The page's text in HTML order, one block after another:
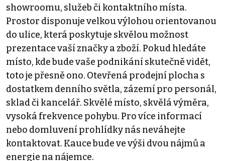
showroomu, služeb či kontaktního místa.
Prostor disponuje velkou výlohou orientovanou
do ulice, která poskytuje skvělou možnost
prezentace vaší značky a zboží. Pokud hledáte
místo, kde bude vaše podnikání skutečně vidět,
toto je přesně ono. Otevřená prodejní plocha s
dostatkem denního světla, zázemí pro personál,
sklad či kancelář. Skvělé místo, skvělá výměra,
vysoká frekvence pohybu. Pro více informací
nebo domluvení prohlídky nás neváhejte
kontaktovat. Kauce bude ve výši dvou nájmů a
energie na nájemce.